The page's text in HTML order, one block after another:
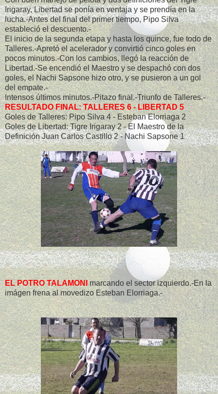
Irigaray, Libertad se ponía en ventaja y se prendía en la
lucha.-Antes del final del primer tiempo, Pipo Silva
estableció el descuento.-
El inicio de la segunda etapa y hasta los quince, fue todo de
Talleres.-Apretó el acelerador y convirtió cinco goles en
pocos minutos.-Con los cambios, llegó la reacción de
Libertad.-Se encendió el Maestro y se despachó con dos
goles, el Nachi Sapsone hizo otro, y se pusieron a un gol
del empate.-
Intensos últimos minutos.-Pitazo final.-Triunfo de Talleres.-
RESULTADO FINAL: TALLERES 6 - LIBERTAD 5
Goles de Talleres: Pipo Silva 4 - Esteban Elorriaga 2
Goles de Libertad: Tigre Irigaray 2 - El Maestro de la
Definición Juan Carlos Castillo 2 - Nachi Sapsone 1
EL POTRO TALAMONImarcando el sector izquierdo.-En la
imágen frena al movedizo Esteban Elorriaga.-